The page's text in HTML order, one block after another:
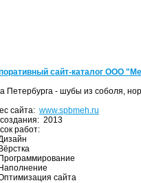
сайт-каталог ООО
Петербурга - шубы из соболя,
сайта: www.spbmeh.ru
создания: 2013
работ:
Вёрстка
Программирование
Наполнение
сайта